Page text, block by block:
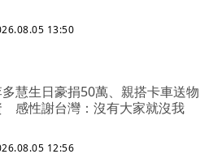
13:50
慧生日豪捐50萬、親搭卡車送物
感性謝台灣：沒有大家就沒我
12:56